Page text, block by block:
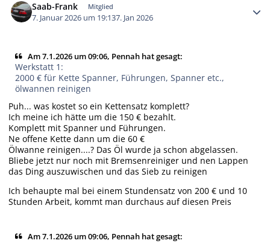
Saab-Frank Mitglied
7. Januar 2026 um 19:137. Jan 2026
Am 7.1.2026 um 09:06, Pennah hat gesagt:
Werkstatt 1:
2000 € für Kette Spanner, Führungen, Spanner etc.,
ölwannen reinigen
Puh... was kostet so ein Kettensatz komplett?
Ich meine ich hätte um die 150 € bezahlt.
Komplett mit Spanner und Führungen.
Ne offene Kette dann um die 60 €
Ölwanne reinigen....? Das Öl wurde ja schon abgelassen.
Bliebe jetzt nur noch mit Bremsenreiniger und nen Lappen
das Ding auszuwischen und das Sieb zu reinigen
Ich behaupte mal bei einem Stundensatz von 200 € und 10
Stunden Arbeit, kommt man durchaus auf diesen Preis
Am 7.1.2026 um 09:06, Pennah hat gesagt: